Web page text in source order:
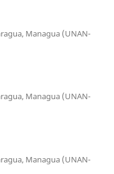
Managua (UNAN-
Managua (UNAN-
Managua (UNAN-